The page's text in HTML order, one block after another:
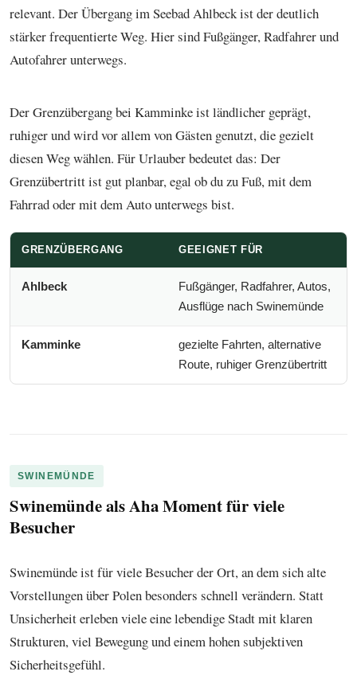
relevant. Der Übergang im Seebad Ahlbeck ist der deutlich
stärker frequentierte Weg. Hier sind Fußgänger, Radfahrer und
Autofahrer unterwegs.
Der Grenzübergang bei Kamminke ist ländlicher geprägt,
ruhiger und wird vor allem von Gästen genutzt, die gezielt
diesen Weg wählen. Für Urlauber bedeutet das: Der
Grenzübertritt ist gut planbar, egal ob du zu Fuß, mit dem
Fahrrad oder mit dem Auto unterwegs bist.
GRENZÜBERGANG GEEIGNET FÜR
Ahlbeck
Fußgänger, Radfahrer, Autos,
Ausflüge nach Swinemünde
Kamminke
gezielte Fahrten, alternative
Route, ruhiger Grenzübertritt
SWINEMÜNDE
Swinemünde als Aha Moment für viele
Besucher
Swinemünde ist für viele Besucher der Ort, an dem sich alte
Vorstellungen über Polen besonders schnell verändern. Statt
Unsicherheit erleben viele eine lebendige Stadt mit klaren
Strukturen, viel Bewegung und einem hohen subjektiven
Sicherheitsgefühl.